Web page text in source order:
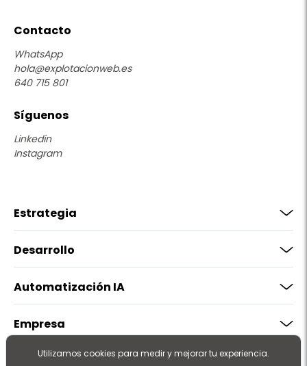
Contacto
WhatsApp
hola@explotacionweb.es
640 715 801
Síguenos
Linkedin
Instagram
Estrategia
Desarrollo
Automatización IA
Empresa
Utilizamos cookies para medir y mejorar tu experiencia.